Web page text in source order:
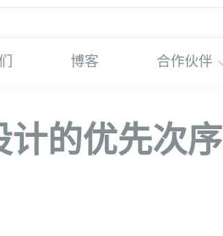
博客 合作伙伴
的优先次序